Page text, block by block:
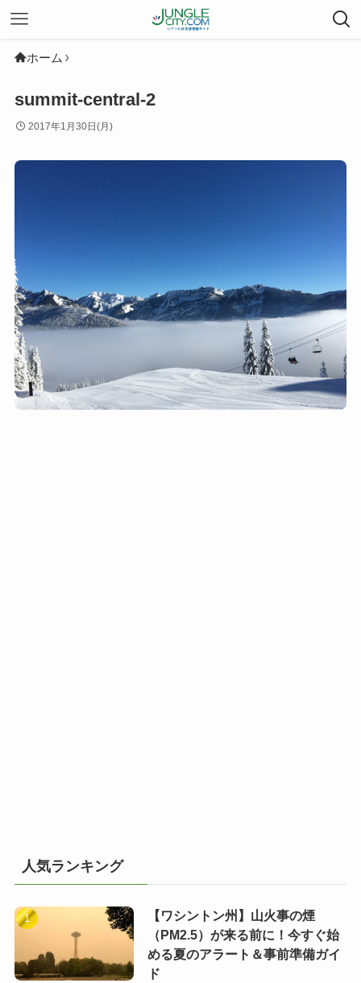
ホーム
summit-central-2
2017年1月30日(月)
人気ランキング
【ワシントン州】山火事の煙
（PM2.5）が来る前に！今すぐ始
める夏のアラート＆事前準備ガイ
ド